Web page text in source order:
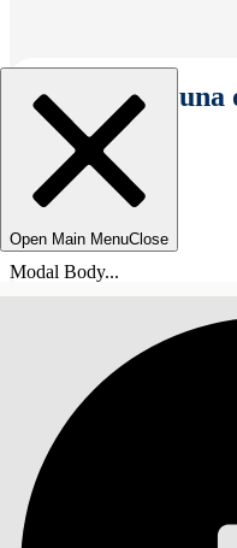
Seleccionar
Open Main MenuClose
Modal Body...
ÍNDICE DE MATERIAS